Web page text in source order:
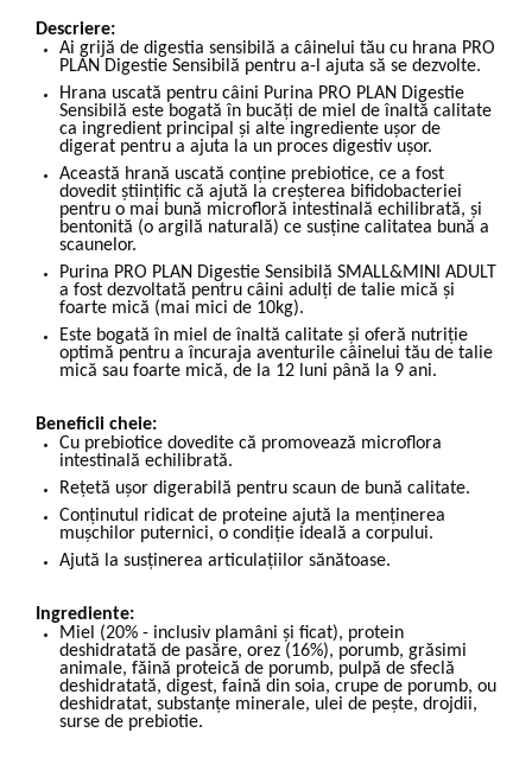
Descriere:
Ai grijă de digestia sensibilă a câinelui tău cu hrana PRO
PLAN Digestie Sensibilă pentru a-l ajuta să se dezvolte.
Hrana uscată pentru câini Purina PRO PLAN Digestie
Sensibilă este bogată în bucăți de miel de înaltă calitate
ca ingredient principal și alte ingrediente ușor de
digerat pentru a ajuta la un proces digestiv ușor.
Această hrană uscată conține prebiotice, ce a fost
dovedit științific că ajută la creșterea bifidobacteriei
pentru o mai bună microfloră intestinală echilibrată, și
bentonită (o argilă naturală) ce susține calitatea bună a
scaunelor.
Purina PRO PLAN Digestie Sensibilă SMALL&MINI ADULT
a fost dezvoltată pentru câini adulți de talie mică și
foarte mică (mai mici de 10kg).
Este bogată în miel de înaltă calitate și oferă nutriție
optimă pentru a încuraja aventurile câinelui tău de talie
mică sau foarte mică, de la 12 luni până la 9 ani.
Beneficii cheie:
Cu prebiotice dovedite că promovează microflora
intestinală echilibrată.
Rețetă ușor digerabilă pentru scaun de bună calitate.
Conținutul ridicat de proteine ajută la menținerea
mușchilor puternici, o condiție ideală a corpului.
Ajută la susținerea articulațiilor sănătoase.
Ingrediente:
Miel (20% - inclusiv plamâni și ficat), protein
deshidratată de pasăre, orez (16%), porumb, grăsimi
animale, făină proteică de porumb, pulpă de sfeclă
deshidratată, digest, faină din soia, crupe de porumb, ou
deshidratat, substanțe minerale, ulei de pește, drojdii,
surse de prebiotie.